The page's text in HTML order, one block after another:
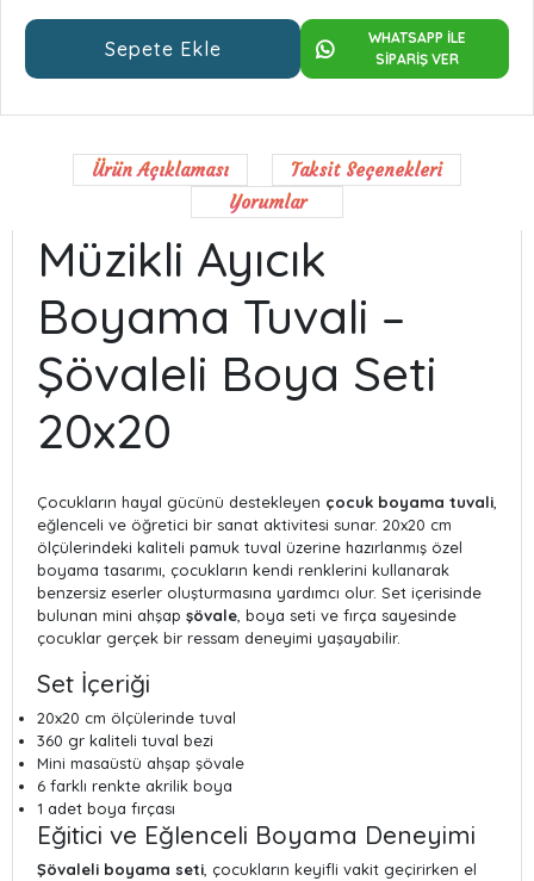
Sepete Ekle
WHATSAPP İLE
SİPARİŞ VER
Ürün Açıklaması
Taksit Seçenekleri
Yorumlar
Müzikli Ayıcık
Boyama Tuvali –
Şövaleli Boya Seti
20x20
Çocukların hayal gücünü destekleyen çocuk boyama tuvali
eğlenceli ve öğretici bir sanat aktivitesi sunar. 20x20 cm
ölçülerindeki kaliteli pamuk tuval üzerine hazırlanmış özel
boyama tasarımı, çocukların kendi renklerini kullanarak
benzersiz eserler oluşturmasına yardımcı olur. Set içerisinde
bulunan mini ahşap şövale , boya seti ve fırça sayesinde
çocuklar gerçek bir ressam deneyimi yaşayabilir.
Set İçeriği
20x20 cm ölçülerinde tuval
360 gr kaliteli tuval bezi
Mini masaüstü ahşap şövale
6 farklı renkte akrilik boya
1 adet boya fırçası
Eğitici ve Eğlenceli Boyama Deneyimi
Şövaleli boyama seti , çocukların keyifli vakit geçirirken el